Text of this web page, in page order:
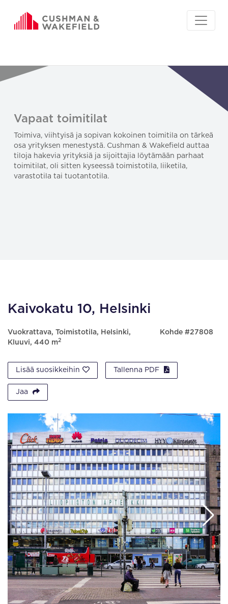
Vapaat toimitilat
Toimiva, viihtyisä ja sopivan kokoinen toimitila on tärkeä
osa yrityksen menestystä. Cushman & Wakefield auttaa
tiloja hakevia yrityksiä ja sijoittajia löytämään parhaat
toimitilat, oli sitten kyseessä toimistotila, liiketila,
varastotila tai tuotantotila.
Kaivokatu 10, Helsinki
Vuokrattava, Toimistotila, Helsinki,
Kluuvi, 440 m2
Kohde #27808
Lisää suosikkeihin Tallenna PDF
Jaa